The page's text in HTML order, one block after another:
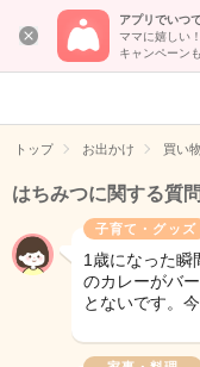
アプリでいつ
ママに嬉しい
キャンペーン
トップ お出かけ 買い
はちみつに関する質
子育て・グッズ
1歳になった瞬
のカレーがバ
とないです。